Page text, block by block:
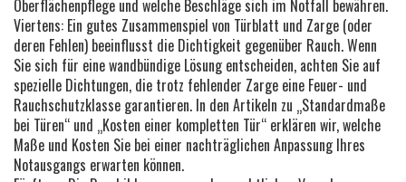
Oberflächenpflege und welche Beschläge sich im Notfall bewähren.
Viertens: Ein gutes Zusammenspiel von Türblatt und Zarge (oder
deren Fehlen) beeinflusst die Dichtigkeit gegenüber Rauch. Wenn
Sie sich für eine wandbündige Lösung entscheiden, achten Sie auf
spezielle Dichtungen, die trotz fehlender Zarge eine Feuer- und
Rauchschutzklasse garantieren. In den Artikeln zu „Standardmaße
bei Türen“ und „Kosten einer kompletten Tür“ erklären wir, welche
Maße und Kosten Sie bei einer nachträglichen Anpassung Ihres
Notausgangs erwarten können.